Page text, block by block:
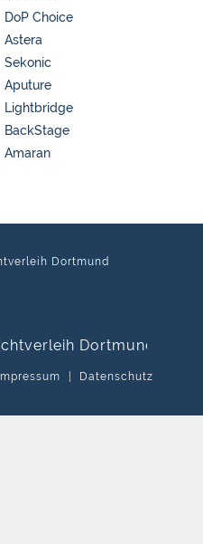
DoP Choice
Astera
Sekonic
Aputure
Lightbridge
BackStage
Amaran
Impressum Datenschutz